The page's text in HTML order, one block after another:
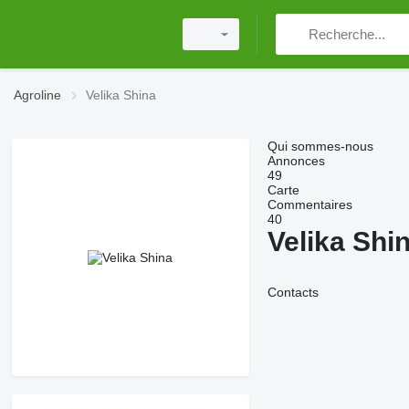
Agroline Velika Shina
Qui sommes-nous
Annonces
49
Carte
Commentaires
40
Velika
Contacts